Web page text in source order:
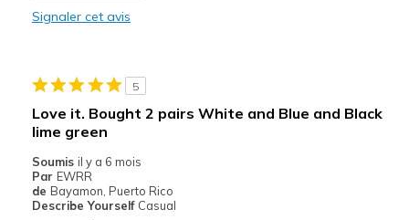
Casual Wear
Going Out
Width
Sizing
Feels true to size
Signaler cet avis
5
Love it. Bought 2 pairs White and Blue and Black
lime green
Soumis il y a 6 mois
Par EWRR
de Bayamon, Puerto Rico
Describe Yourself Casual